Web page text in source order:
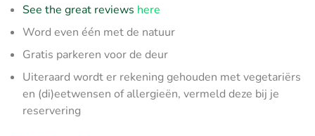
See the great reviews here
Word even één met de natuur
Gratis parkeren voor de deur
Uiteraard wordt er rekening gehouden met vegetariërs
en (di)eetwensen of allergieën, vermeld deze bij je
reservering